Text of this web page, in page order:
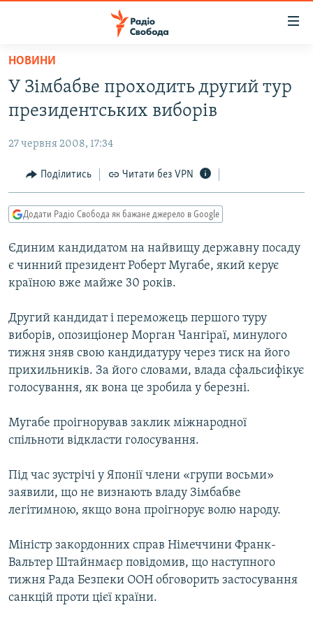
Перейти
основного
матеріалу
Перейти
до
навігації
Перейти
до
РАДІО СВОБОДА – 70 РОКІВ
СТАТТІ
ПОЛІТИКА
ЕКОНОМІКА
КУЛЬТУРА
СПОРТ
УКРАЇНА
ВІЙНА
РОСІЙСЬКА «ФІЛЬТРАЦІЯ»
КРИМ.РЕАЛІЇ
ТИ ЯК?
СХЕМИ
МУЛЬТИМЕДІА
ФОТО
СПЕЦПРОЄКТИ
КРИМ РЕАЛІЇ
УКР
КТАТ
ДОЛУЧАЙСЯ!
НОВИНИ
У Зімбабве проходить другий тур
президентських виборів
27 червня 2008, 17:34
Поділитись Читати без VPN
Додати Радіо Свобода як бажане джерело в Google
Єдиним кандидатом на найвищу державну посаду
є чинний президент Роберт Мугабе, який керує
країною вже майже 30 років.
Другий кандидат і переможець першого туру
виборів, опозиціонер Морган Чангіраї, минулого
тижня зняв свою кандидатуру через тиск на його
прихильників. За його словами, влада сфальсифікує
голосування, як вона це зробила у березні.
Мугабе проігнорував заклик міжнародної
спільноти відкласти голосування.
Під час зустрічі у Японії члени «групи восьми»
заявили, що не визнають владу Зімбабве
легітимною, якщо вона проігнорує волю народу.
Міністр закордонних справ Німеччини Франк-
Вальтер Штайнмаєр повідомив, що наступного
тижня Рада Безпеки ООН обговорить застосування
санкцій проти цієї країни.